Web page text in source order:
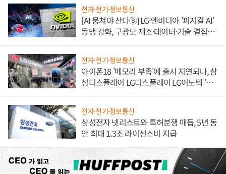
전자·전기·정보통신
[AI 뭉쳐야 산다⑧] LG·엔비디아 '피지컬 AI'
동맹 강화, 구광모 제조·데이터·기술 결집
전자·전기·정보통신
아이폰18 '메모리 부족'에 출시 지연되나, 삼
성디스플레이 LG디스플레이 LG이노텍 '탈
전자·전기·정보통신
삼성전자 넷리스트와 특허분쟁 매듭, 5년 동
안 최대 1.3조 라이선스비 지급